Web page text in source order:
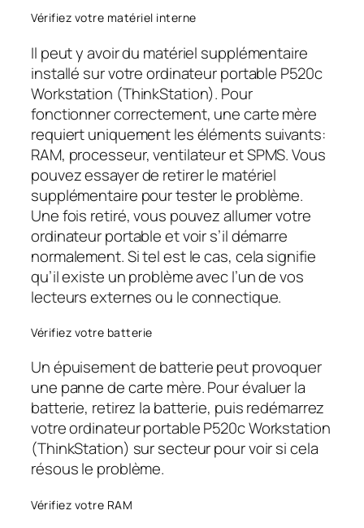
Vérifiez votre matériel interne
Il peut y avoir du matériel supplémentaire
installé sur votre ordinateur portable P520c
Workstation (ThinkStation). Pour
fonctionner correctement, une carte mère
requiert uniquement les éléments suivants:
RAM, processeur, ventilateur et SPMS. Vous
pouvez essayer de retirer le matériel
supplémentaire pour tester le problème.
Une fois retiré, vous pouvez allumer votre
ordinateur portable et voir s’il démarre
normalement. Si tel est le cas, cela signifie
qu’il existe un problème avec l’un de vos
lecteurs externes ou le connectique.
Vérifiez votre batterie
Un épuisement de batterie peut provoquer
une panne de carte mère. Pour évaluer la
batterie, retirez la batterie, puis redémarrez
votre ordinateur portable P520c Workstation
(ThinkStation) sur secteur pour voir si cela
résous le problème.
Vérifiez votre RAM